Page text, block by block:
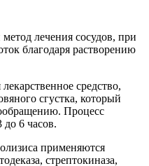
лечения сосудов, при
благодаря растворению
средство,
сгустка, который
Процесс
до 6 часов.
применяются
стрептокиназа,